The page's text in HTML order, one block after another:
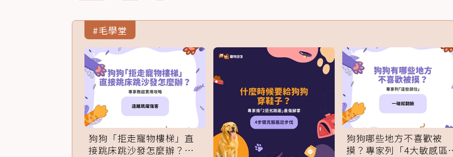
#毛學堂
狗狗「拒走寵物樓梯」直
接跳床跳沙發怎麼辦？專
狗狗哪些地方不喜歡被
摸？專家列「4大敏感區